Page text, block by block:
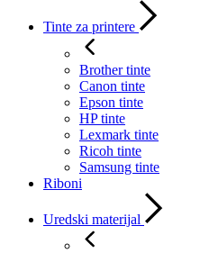
Tinte za printere
Brother tinte
Canon tinte
Epson tinte
HP tinte
Lexmark tinte
Ricoh tinte
Samsung tinte
Riboni
Uredski materijal